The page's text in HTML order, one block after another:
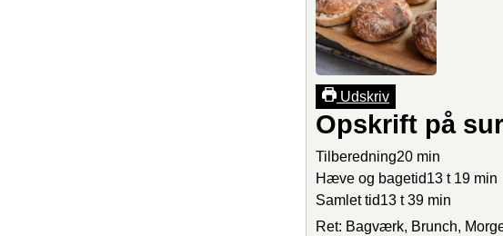
Udskriv
Opskrift på
Tilberedning20 min
Hæve og bagetid13 t 19 min
Samlet tid13 t 39 min
Ret: Bagværk, Brunch,